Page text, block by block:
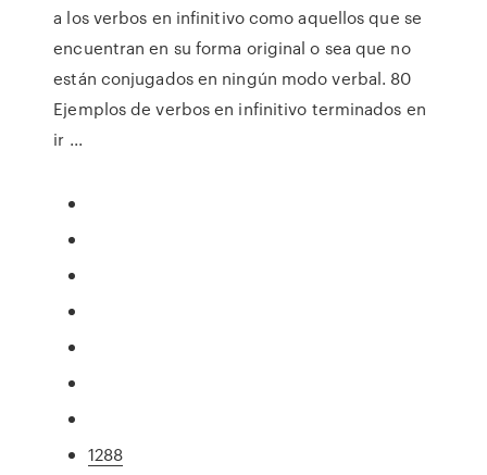
a los verbos en infinitivo como aquellos que se
encuentran en su forma original o sea que no
están conjugados en ningún modo verbal. 80
Ejemplos de verbos en infinitivo terminados en
ir ...
1288